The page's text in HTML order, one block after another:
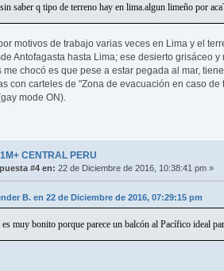
saber q tipo de terreno hay en lima.algun limeño por
motivos de trabajo varias veces en Lima y el
Antofagasta hasta Lima; ese desierto grisáceo
me chocó es que pese a estar pegada al mar,
con carteles de "Zona de evacuación en caso
mode ON).
CENTRAL PERU
#4 en: 22 de Diciembre de 2016, 10:38:41 pm »
B. en 22 de Diciembre de 2016, 07:29:15 pm
muy bonito porque parece un balcón al Pacífico ideal